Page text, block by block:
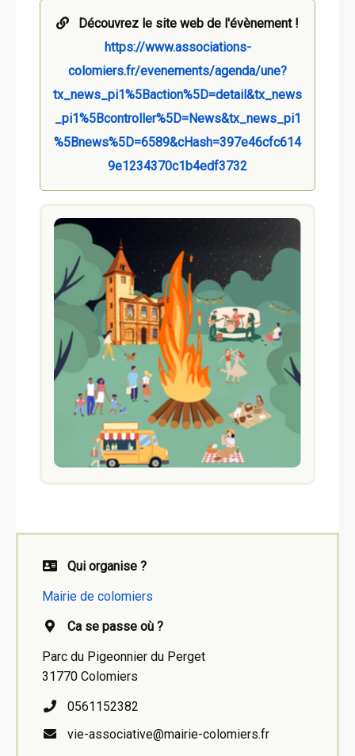
Découvrez le site web de l'évènement !
https://www.associations-
colomiers.fr/evenements/agenda/une?
tx_news_pi1%5Baction%5D=detail&tx_news
_pi1%5Bcontroller%5D=News&tx_news_pi1
%5Bnews%5D=6589&cHash=397e46cfc614
9e1234370c1b4edf3732
Qui organise ?
Mairie de colomiers
Ca se passe où ?
Parc du Pigeonnier du Perget
31770 Colomiers
0561152382
vie-associative@mairie-colomiers.fr